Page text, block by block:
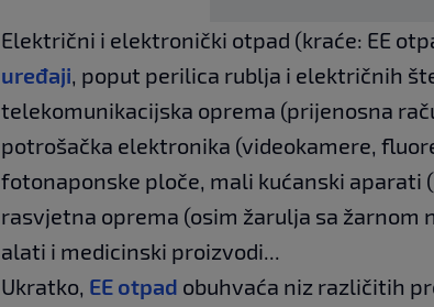
Električni i elektronički otpad (kraće: EE
uređaji, poput perilica rublja i električnih
telekomunikacijska oprema (prijenosna
potrošačka elektronika (videokamere,
fotonaponske ploče, mali kućanski aparati
rasvjetna oprema (osim žarulja sa
alati i medicinski proizvodi...
Ukratko, EE otpad obuhvaća niz različitih